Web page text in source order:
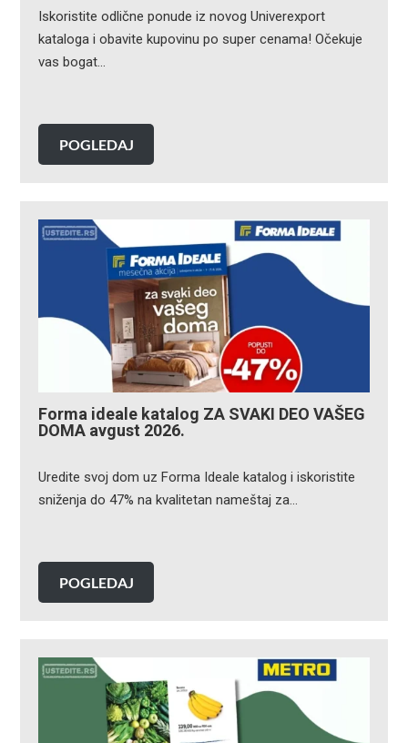
Iskoristite odlične ponude iz novog Univerexport
kataloga i obavite kupovinu po super cenama! Očekuje
vas bogat…
POGLEDAJ
Forma ideale katalog ZA SVAKI DEO VAŠEG
DOMA avgust 2026.
Uredite svoj dom uz Forma Ideale katalog i iskoristite
sniženja do 47% na kvalitetan nameštaj za…
POGLEDAJ